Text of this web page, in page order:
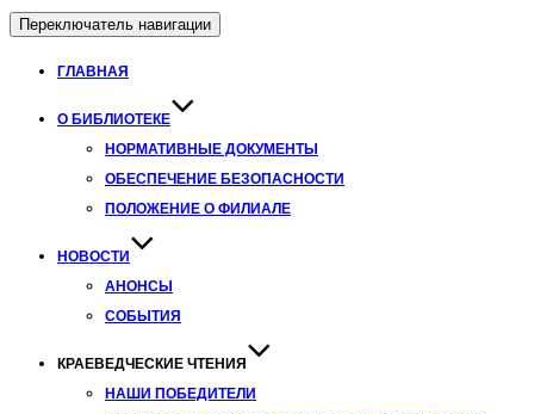
Переключатель навигации
ГЛАВНАЯ
О БИБЛИОТЕКЕ
НОРМАТИВНЫЕ ДОКУМЕНТЫ
ОБЕСПЕЧЕНИЕ БЕЗОПАСНОСТИ
ПОЛОЖЕНИЕ О ФИЛИАЛЕ
НОВОСТИ
АНОНСЫ
СОБЫТИЯ
КРАЕВЕДЧЕСКИЕ ЧТЕНИЯ
НАШИ ПОБЕДИТЕЛИ